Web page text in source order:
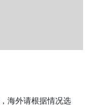
海外请根据情况选